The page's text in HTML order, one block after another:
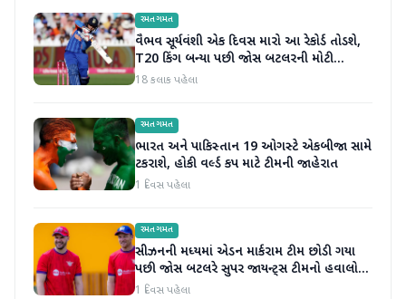
રમતગમત
વૈભવ સૂર્યવંશી એક દિવસ મારો આ રેકોર્ડ તોડશે,
T20 કિંગ બન્યા પછી જોસ બટલરની મોટી
ભવિષ્યવાણી
18 કલાક પહેલા
રમતગમત
ભારત અને પાકિસ્તાન 19 ઓગસ્ટે એકબીજા સામે
ટકરાશે, હોકી વર્લ્ડ કપ માટે ટીમની જાહેરાત
1 દિવસ પહેલા
રમતગમત
સીઝનની મધ્યમાં એડન માર્કરામ ટીમ છોડી ગયા
પછી જોસ બટલરે સુપર જાયન્ટ્સ ટીમનો હવાલો
સંભાળ્યો
1 દિવસ પહેલા